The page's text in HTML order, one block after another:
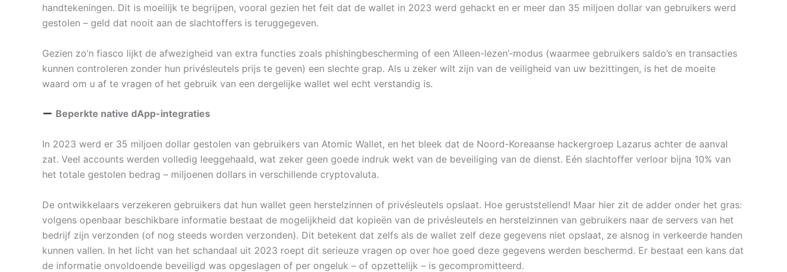
handtekeningen. Dit is moeilijk te begrijpen, vooral gezien het feit dat de wallet in 2023 werd gehackt en er meer dan 35 miljoen dollar van gebruikers werd
gestolen – geld dat nooit aan de slachtoffers is teruggegeven.
Gezien zo’n fiasco lijkt de afwezigheid van extra functies zoals phishingbescherming of een ‘Alleen-lezen’-modus (waarmee gebruikers saldo’s en transacties
kunnen controleren zonder hun privésleutels prijs te geven) een slechte grap. Als u zeker wilt zijn van de veiligheid van uw bezittingen, is het de moeite
waard om u af te vragen of het gebruik van een dergelijke wallet wel echt verstandig is.
Beperkte native dApp-integraties
In 2023 werd er 35 miljoen dollar gestolen van gebruikers van Atomic Wallet, en het bleek dat de Noord-Koreaanse hackergroep Lazarus achter de aanval
zat. Veel accounts werden volledig leeggehaald, wat zeker geen goede indruk wekt van de beveiliging van de dienst. Eén slachtoffer verloor bijna 10% van
het totale gestolen bedrag – miljoenen dollars in verschillende cryptovaluta.
De ontwikkelaars verzekeren gebruikers dat hun wallet geen herstelzinnen of privésleutels opslaat. Hoe geruststellend! Maar hier zit de adder onder het gras:
volgens openbaar beschikbare informatie bestaat de mogelijkheid dat kopieën van de privésleutels en herstelzinnen van gebruikers naar de servers van het
bedrijf zijn verzonden (of nog steeds worden verzonden). Dit betekent dat zelfs als de wallet zelf deze gegevens niet opslaat, ze alsnog in verkeerde handen
kunnen vallen. In het licht van het schandaal uit 2023 roept dit serieuze vragen op over hoe goed deze gegevens werden beschermd. Er bestaat een kans dat
de informatie onvoldoende beveiligd was opgeslagen of per ongeluk – of opzettelijk – is gecompromitteerd.